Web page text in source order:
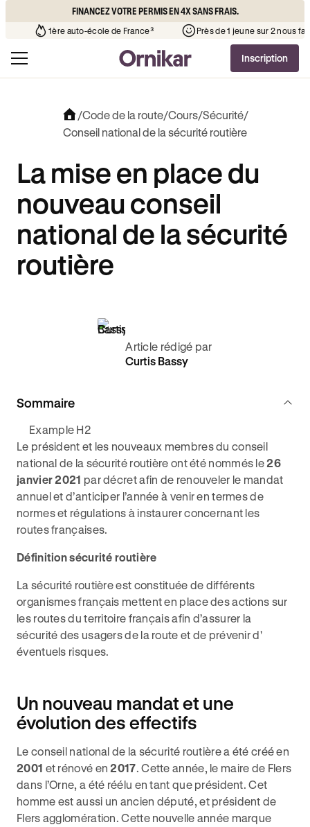
FINANCEZ VOTRE PERMIS EN 4X SANS FRAIS.
l’auto-école de votre quartier ¹ 1ère auto-école de France³
Inscription
/Code de la route/Cours/Sécurité/
Conseil national de la sécurité routière
La mise en place du
nouveau conseil
national de la sécurité
routière
Article rédigé par
Curtis Bassy
Sommaire
Example H2
Le président et les nouveaux membres du conseil
national de la sécurité routière ont été nommés le 26
janvier 2021 par décret afin de renouveler le mandat
annuel et d’anticiper l’année à venir en termes de
normes et régulations à instaurer concernant les
routes françaises.
Définition sécurité routière
La sécurité routière est constituée de différents
organismes français mettent en place des actions sur
les routes du territoire français afin d’assurer la
sécurité des usagers de la route et de prévenir d'
éventuels risques.
Un nouveau mandat et une
évolution des effectifs
Le conseil national de la sécurité routière a été créé en
2001 et rénové en 2017. Cette année, le maire de Flers
dans l’Orne, a été réélu en tant que président. Cet
homme est aussi un ancien député, et président de
Flers agglomération. Cette nouvelle année marque